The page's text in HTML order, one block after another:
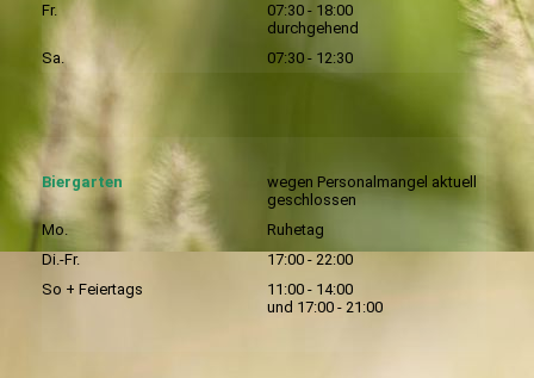
Fr.
07:30 - 18:00
durchgehend
Sa.
07:30 - 12:30
Biergarten
wegen Personalmangel aktuell
geschlossen
Mo.
Ruhetag
Di.-Fr.
17:00 - 22:00
So + Feiertags
11:00 - 14:00
und 17:00 - 21:00